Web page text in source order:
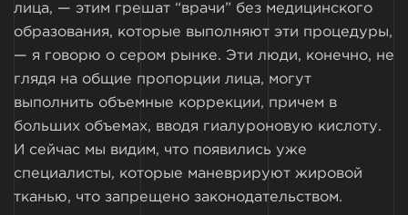
лица, — этим грешат “врачи” без медицинского
образования, которые выполняют эти процедуры,
— я говорю о сером рынке. Эти люди, конечно, не
глядя на общие пропорции лица, могут
выполнить объемные коррекции, причем в
больших объемах, вводя гиалуроновую кислоту.
И сейчас мы видим, что появились уже
специалисты, которые маневрируют жировой
тканью, что запрещено законодательством.